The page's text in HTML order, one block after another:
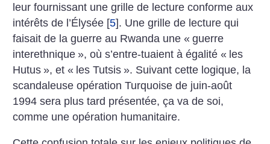
leur fournissant une grille de lecture conforme aux
intérêts de l’Élysée [5]. Une grille de lecture qui
faisait de la guerre au Rwanda une « guerre
interethnique », où s’entre-tuaient à égalité « les
Hutus », et « les Tutsis ». Suivant cette logique, la
scandaleuse opération Turquoise de juin-août
1994 sera plus tard présentée, ça va de soi,
comme une opération humanitaire.